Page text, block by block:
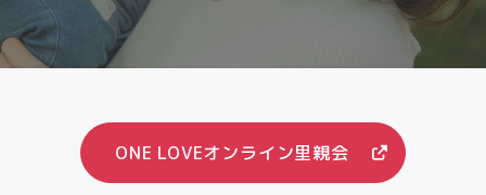
ONE LOVEオンライン里親会